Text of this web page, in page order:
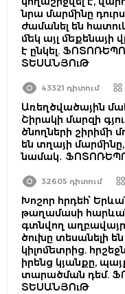
նրա մարմինը
ժամանել են
մեկ այլ մեքենայի
է ընկել.
ՏԵՍԱՆՅՈւԹ
43321 դիտում
Առեղծվածային
Շիրակի մարզի
ծնողների շիրիմի
են տղայի
նամակ․
32605 դիտում
Խոշոր հրդեհ՝
թաղամասի
գտնվող
ծուխը տեսանելի
կիլոմետրից.
իրենց կյանքը,
տարածման դեմ.
ՏԵՍԱՆՅՈւԹ